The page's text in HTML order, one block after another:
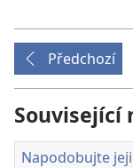
Předchozí
Související
Napodobujte